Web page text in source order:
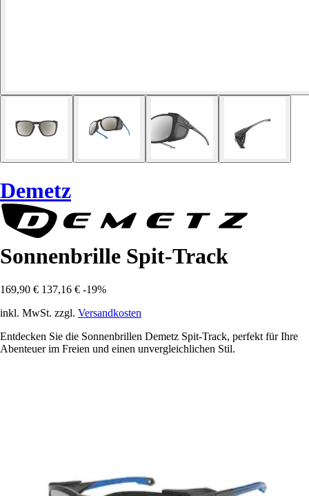
Demetz
Sonnenbrille Spit-Track
169,90 € 137,16 € -19%
inkl. MwSt. zzgl. Versandkosten
Entdecken Sie die Sonnenbrillen Demetz Spit-Track, perfekt für Ihre
Abenteuer im Freien und einen unvergleichlichen Stil.